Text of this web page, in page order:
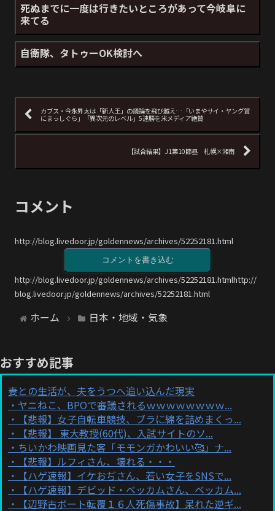
死ぬまでに一度は行きたいところがあって今岐阜に
来てる
自衛隊、タトゥーOK検討へ
カブス・今永昇太は「新人王」の議論を飛び越え…「いまやサイ・ヤング賞
にまっしぐら」「異次元のレベル」5連勝を米メディア絶賛
【試合結果】J1第10節昼 札幌×湘南
コメント
http://blog.livedoor.jp/goldennews/archives/52252181.html
コメントを書き込む
http://blog.livedoor.jp/goldennews/archives/52252181.htmlhttp://
blog.livedoor.jp/goldennews/archives/52252181.html
ホーム 日本・地域・気象
おすすめ記事
妻との生活が、夫をうつへ追い込んだ現実
ヤニねこ、BPOで審議されるｗｗｗｗｗｗｗｗ...
【悲報】女子自転車競技、ブラに綿を詰めまくっ...
【悲報】 東大教授(60代)、入試サイトのソ...
ちいかわ映画見た客「モモンガかわいい🥰」ナ...
【悲報】ルフィさん、壊れる・・・
【ハゲ速報】イケおぢさん、若い女子をSNSで...
【ハゲ速報】デビッド・ベッカムさん、ベッカム...
【辺野古ボート転覆１６人死傷事故】呆れた逆ギ...